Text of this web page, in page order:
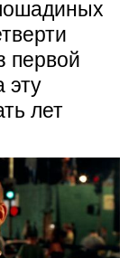
первой
эту
лет